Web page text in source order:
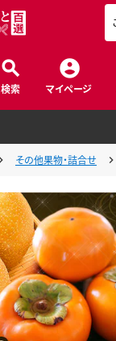
検索 マイページ
その他果物・詰合せ